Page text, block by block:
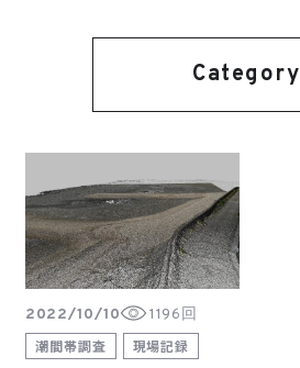
Category
1196回
2022/10/10
潮間帯調査
現場記録